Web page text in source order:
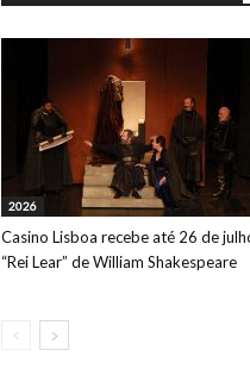
2026
Casino Lisboa recebe até 26 de
“Rei Lear” de William Shakespeare